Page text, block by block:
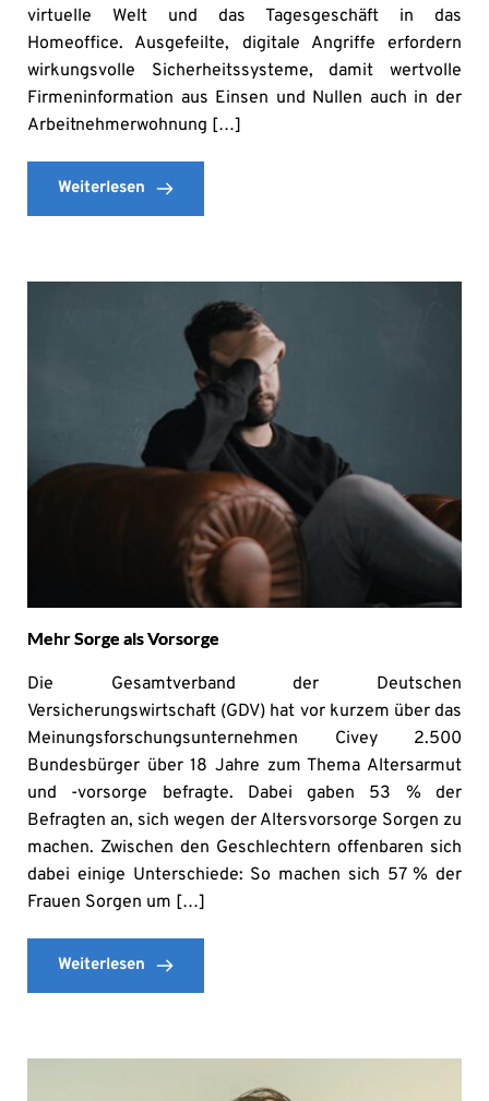
virtuelle Welt und das Tagesgeschäft in das
Homeoffice. Ausgefeilte, digitale Angriffe erfordern
wirkungsvolle Sicherheitssysteme, damit wertvolle
Firmeninformation aus Einsen und Nullen auch in der
Arbeitnehmerwohnung […]
Weiterlesen
Mehr Sorge als Vorsorge
Die Gesamtverband der Deutschen
Versicherungswirtschaft (GDV) hat vor kurzem über das
Meinungsforschungsunternehmen Civey 2.500
Bundesbürger über 18 Jahre zum Thema Altersarmut
und -vorsorge befragte. Dabei gaben 53 % der
Befragten an, sich wegen der Altersvorsorge Sorgen zu
machen. Zwischen den Geschlechtern offenbaren sich
dabei einige Unterschiede: So machen sich 57 % der
Frauen Sorgen um […]
Weiterlesen